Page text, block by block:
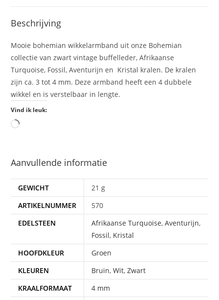
Beschrijving
Mooie bohemian wikkelarmband uit onze Bohemian
collectie van zwart vintage buffelleder, Afrikaanse
Turquoise, Fossil, Aventurijn en Kristal kralen. De kralen
zijn ca. 3 tot 4 mm. Deze armband heeft een 4 dubbele
wikkel en is verstelbaar in lengte.
Vind ik leuk:
Aanvullende informatie
GEWICHT
21 g
ARTIKELNUMMER
570
EDELSTEEN
Afrikaanse Turquoise,Aventurijn,
Fossil, Kristal
HOOFDKLEUR
Groen
KLEUREN
Bruin,Wit,Zwart
KRAALFORMAAT
4 mm